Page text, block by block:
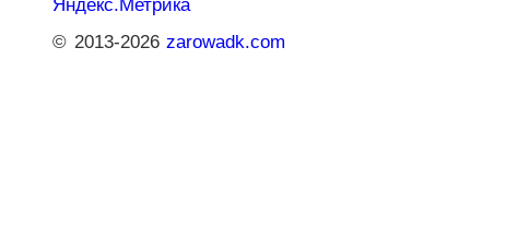
© 2013-2026zarowadk.com